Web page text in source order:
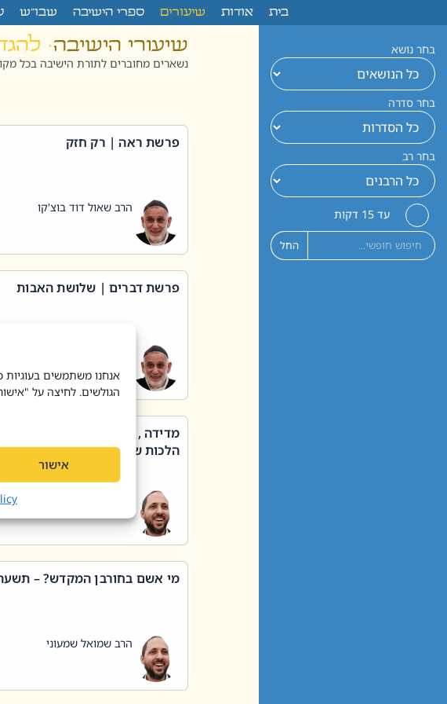
אנחנו משתמשים
הגולשים. לחיצה על
אישור
בית אודות שיעורים ספרי הישיבה שבו”ש
בחר נושא
בחר סדרה
בחר רב
עד 15 דקות
החל
שיעורי הישיבה·
נשארים מחוברים לתורת הישיבה בכל
פרשת ראה | רק חזק
הרב שאול דוד בוצ'קו
פרשת דברים | שלושת האבות
מדידה , קניה , שטיפת כלים בשבת
הלכות שבת – סימן שכג
מי אשם בחורבן המקדש? –
הרב שמואל שמעוני